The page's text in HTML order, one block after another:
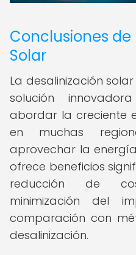
Conclusiones de
Solar
La desalinización
solución
abordar la creciente
en muchas
aprovechar la
ofrece beneficios
reducción de
minimización del
comparación con
desalinización.